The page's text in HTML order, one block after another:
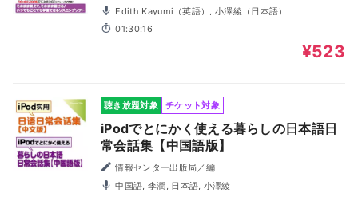
Edith Kayumi（英語）, 小澤綾（日本語）
01:30:16
¥523
聴き放題対象 チケット対象
iPodでとにかく使える暮らしの日本語日
常会話集【中国語版】
情報センター出版局／編
中国語, 李潤, 日本語, 小澤綾